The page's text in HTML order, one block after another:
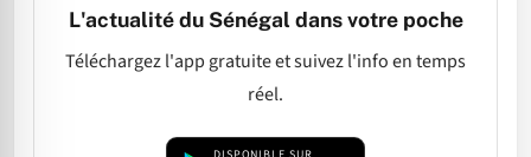
L'actualité du Sénégal dans votre poche
Téléchargez l'app gratuite et suivez l'info en temps
réel.